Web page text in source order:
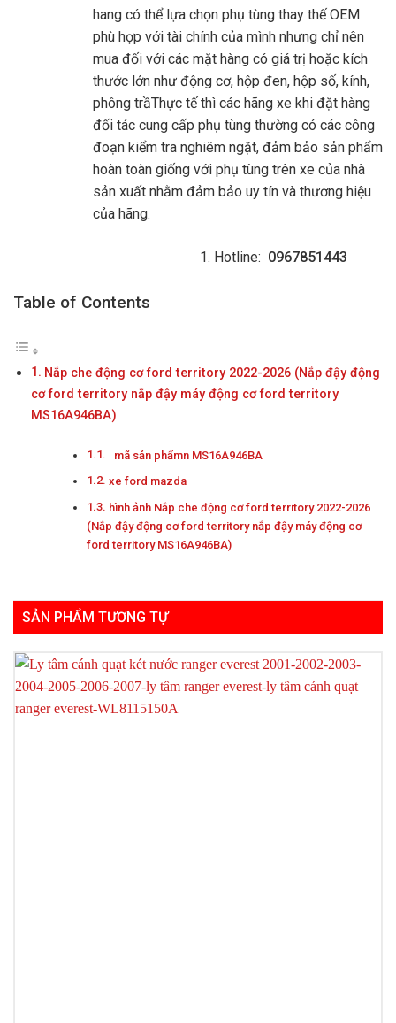
hang có thể lựa chọn phụ tùng thay thế OEM
phù hợp với tài chính của mình nhưng chỉ nên
mua đối với các mặt hàng có giá trị hoặc kích
thước lớn như động cơ, hộp đen, hộp số, kính,
phông trầThực tế thì các hãng xe khi đặt hàng
đối tác cung cấp phụ tùng thường có các công
đoạn kiểm tra nghiêm ngặt, đảm bảo sản phẩm
hoàn toàn giống với phụ tùng trên xe của nhà
sản xuất nhằm đảm bảo uy tín và thương hiệu
của hãng.
Hotline: 0967851443
Table of Contents
Nắp che động cơ ford territory 2022-2026 (Nắp đậy động
cơ ford territory nắp đậy máy động cơ ford territory
MS16A946BA)
mã sản phẩmn MS16A946BA
xe ford mazda
hình ảnh Nắp che động cơ ford territory 2022-2026
(Nắp đậy động cơ ford territory nắp đậy máy động cơ
ford territory MS16A946BA)
SẢN PHẨM TƯƠNG TỰ